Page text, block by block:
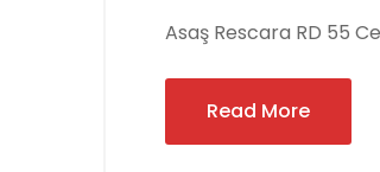
Asaş Rescara RD 55
Read More